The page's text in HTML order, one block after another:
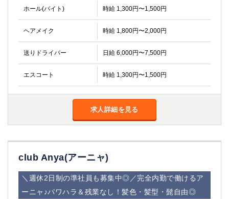
ホール(バイト) 時給 1,300円〜1,500円
ヘアメイク 時給 1,800円〜2,000円
送りドライバー 日給 6,000円〜7,500円
エスコート 時給 1,300円〜1,500円
求人詳細を見る
club Anya(アーニャ)
＼週休2日制の準社員も募集中◎／完全内勤で働けるア
ーニャ♪パワハラ＆残業なし！髪色・髪型・髭自由◎